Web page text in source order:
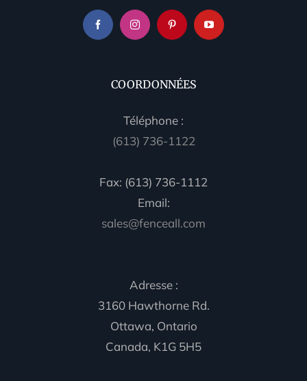
COORDONNÉES
Téléphone :
(613) 736-1122
Fax: (613) 736-1112
Email:
sales@fenceall.com
Adresse :
3160 Hawthorne Rd.
Ottawa, Ontario
Canada, K1G 5H5